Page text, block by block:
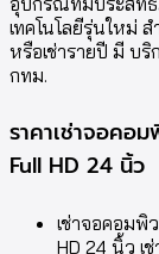
เทคโนโลยีรุ่นใหม่ ส
หรือเช่ารายปี มี บริ
กทม.
ราคาเช่าจอคอม
Full HD 24 นิ้ว
เช่าจอคอมพิ
HD 24 นิ้ว เ